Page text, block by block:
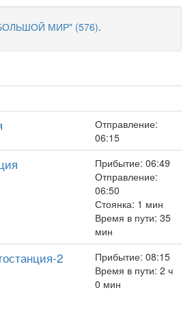
МИР" (576).
Отправление:
06:15
Прибытие: 06:49
Отправление:
06:50
Стоянка: 1 мин
Время в пути: 35
мин
2
Прибытие: 08:15
Время в пути: 2 ч
0 мин